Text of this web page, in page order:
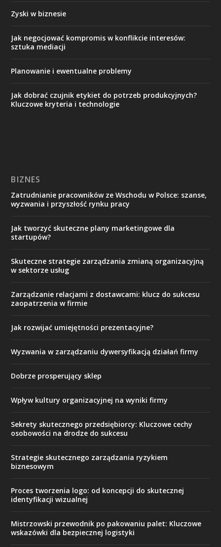
Zyski w biznesie
Jak negocjować kompromis w konflikcie interesów:
sztuka mediacji
Planowanie i ewentualne problemy
Jak dobrać czujnik etykiet do potrzeb produkcyjnych?
Kluczowe kryteria i technologie
BIZNES
Zatrudnianie pracowników ze Wschodu w Polsce: szanse,
wyzwania i przyszłość rynku pracy
Jak tworzyć skuteczne plany marketingowe dla
startupów?
Skuteczne strategie zarządzania zmianą organizacyjną
w sektorze usług
Zarządzanie relacjami z dostawcami: klucz do sukcesu
zaopatrzenia w firmie
Jak rozwijać umiejętności prezentacyjne?
Wyzwania w zarządzaniu dywersyfikacją działań firmy
Dobrze prosperujący sklep
Wpływ kultury organizacyjnej na wyniki firmy
Sekrety skutecznego przedsiębiorcy: Kluczowe cechy
osobowości na drodze do sukcesu
Strategie skutecznego zarządzania ryzykiem
biznesowym
Proces tworzenia logo: od koncepcji do skutecznej
identyfikacji wizualnej
Mistrzowski przewodnik po pakowaniu palet: Kluczowe
wskazówki dla bezpiecznej logistyki